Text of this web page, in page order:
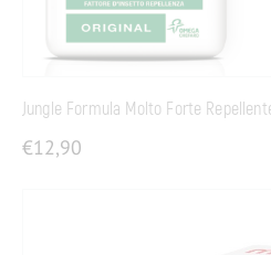
Jungle Formula Molto Forte
€12,90